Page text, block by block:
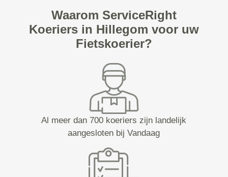
Waarom ServiceRight
Koeriers in Hillegom voor uw
Fietskoerier?
Al meer dan 700 koeriers zijn landelijk
aangesloten bij Vandaag